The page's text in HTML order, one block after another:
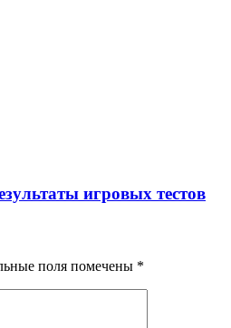
игровых тестов
поля помечены *